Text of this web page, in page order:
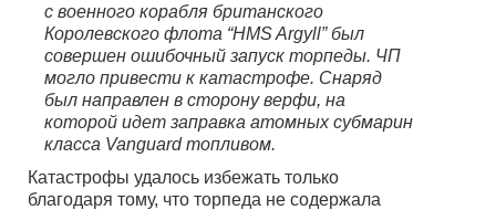
с военного корабля британского
Королевского флота “HMS Argyll” был
совершен ошибочный запуск торпеды. ЧП
могло привести к катастрофе. Снаряд
был направлен в сторону верфи, на
которой идет заправка атомных субмарин
класса Vanguard топливом.
Катастрофы удалось избежать только
благодаря тому, что торпеда не содержала